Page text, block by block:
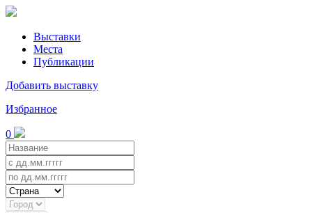
Выставки
Места
Публикации
Добавить выставку
Избранное
0